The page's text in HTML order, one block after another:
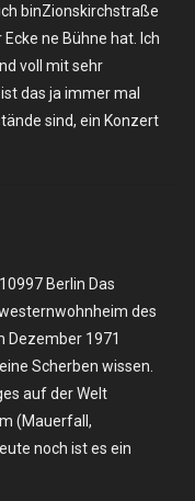
binZionskirchstraße
ne Bühne hat. Ich
voll mit sehr
das ja immer mal
sind, ein Konzert
Berlin Das
des
Dezember 1971
Scherben wissen.
auf der Welt
(Mauerfall,
noch ist es ein